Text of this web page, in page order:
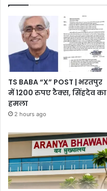
TS BABA “X” POST | भरतपुर
में 1200 रुपए टैक्स, सिंहदेव का
हमला
2 hours ago